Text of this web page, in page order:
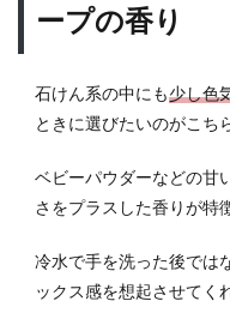
ープの香り
石けん系の中にも少し色
ときに選びたいのがこち
ベビーパウダーなどの甘
さをプラスした香りが特徴
冷水で手を洗った後では
ックス感を想起させてく